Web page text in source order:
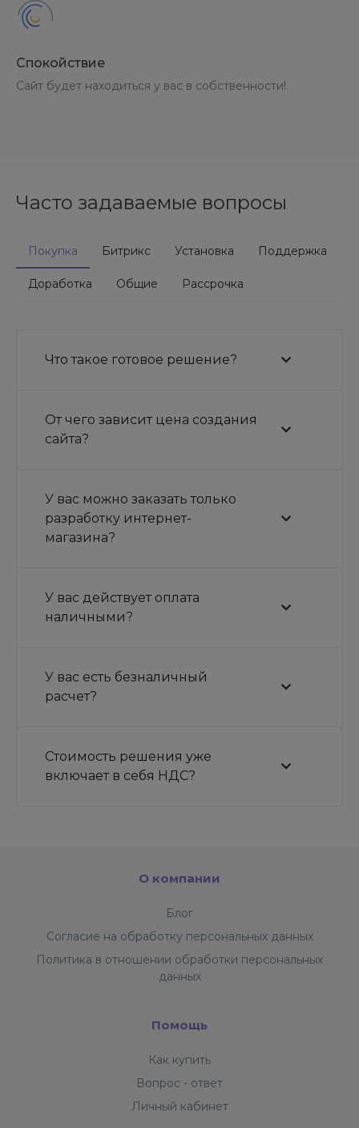
Спокойствие
Сайт будет находиться у вас в собственности!
Часто задаваемые вопросы
Покупка Битрикс Установка Поддержка
Доработка Общие Рассрочка
Что такое готовое решение?
От чего зависит цена создания
сайта?
У вас можно заказать только
разработку интернет-
магазина?
У вас действует оплата
наличными?
У вас есть безналичный
расчет?
Стоимость решения уже
включает в себя НДС?
О компании
Блог
Согласие на обработку персональных данных
Политика в отношении обработки персональных
данных
Помощь
Как купить
Вопрос - ответ
Личный кабинет